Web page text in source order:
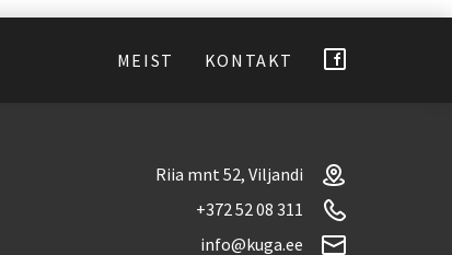
MEIST KONTAKT
Riia mnt 52, Viljandi
+372 52 08 311
info@kuga.ee